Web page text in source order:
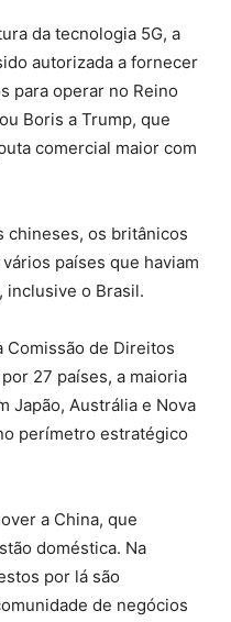
da tecnologia 5G, a
autorizada a fornecer
para operar no Reino
Boris a Trump, que
comercial maior com
chineses, os britânicos
países que haviam
inclusive o Brasil.
Comissão de Direitos
27 países, a maioria
Japão, Austrália e Nova
perímetro estratégico
a China, que
doméstica. Na
por lá são
de negócios